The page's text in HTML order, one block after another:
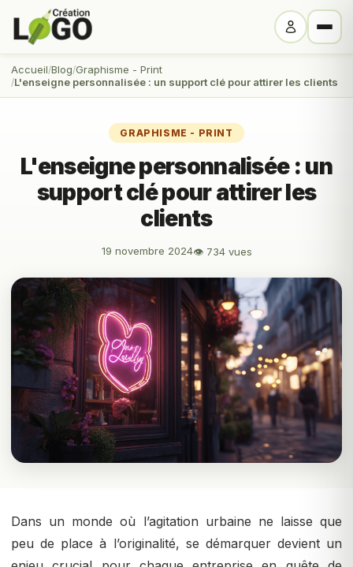
Accueil Blog Graphisme - Print
L'enseigne personnalisée : un support clé pour attirer les clients
GRAPHISME - PRINT
L'enseigne personnalisée : un
support clé pour attirer les
clients
19 novembre 2024👁 734 vues
Dans un monde où l’agitation urbaine ne laisse que
peu de place à l’originalité, se démarquer devient un